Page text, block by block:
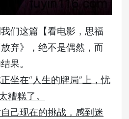
们这篇【看电影，思福
弃》，绝不是偶然，而
果。
坐在“人生的牌局”上，忧
糟糕了。
己现在的挑战，感到迷